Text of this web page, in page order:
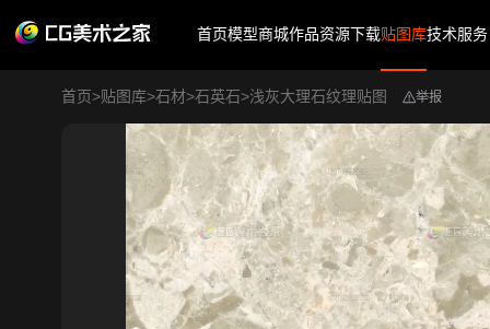
首页模型商城作品资源下载贴图库技术服务
首页>贴图库>石材>石英石>浅灰大理石纹理贴图 举报